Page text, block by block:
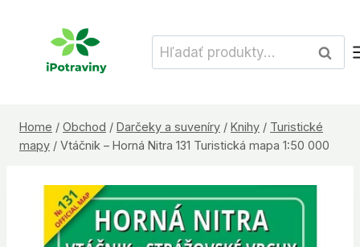
Hľadať:
Home / Obchod / Darčeky a suveníry / Knihy / Turistické
mapy / Vtáčnik – Horná Nitra 131 Turistická mapa 1:50 000